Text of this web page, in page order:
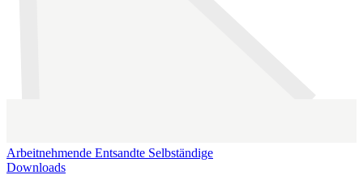
Arbeitnehmende Entsandte Selbständige
Downloads